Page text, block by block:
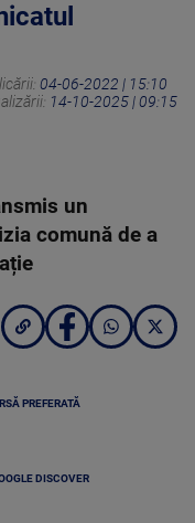
04-06-2022 | 15:10
14-10-2025 | 09:15
un
comună de a
PREFERATĂ
DISCOVER